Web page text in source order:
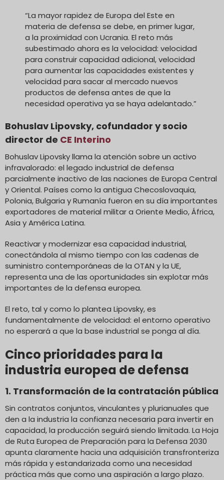
“La mayor rapidez de Europa del Este en
materia de defensa se debe, en primer lugar,
a la proximidad con Ucrania. El reto más
subestimado ahora es la velocidad: velocidad
para construir capacidad adicional, velocidad
para aumentar las capacidades existentes y
velocidad para sacar al mercado nuevos
productos de defensa antes de que la
necesidad operativa ya se haya adelantado.”
Bohuslav Lipovsky, cofundador y socio
director de CE Interino
Bohuslav Lipovsky llama la atención sobre un activo
infravalorado: el legado industrial de defensa
parcialmente inactivo de las naciones de Europa Central
y Oriental. Países como la antigua Checoslovaquia,
Polonia, Bulgaria y Rumanía fueron en su día importantes
exportadores de material militar a Oriente Medio, África,
Asia y América Latina.
Reactivar y modernizar esa capacidad industrial,
conectándola al mismo tiempo con las cadenas de
suministro contemporáneas de la OTAN y la UE,
representa una de las oportunidades sin explotar más
importantes de la defensa europea.
El reto, tal y como lo plantea Lipovsky, es
fundamentalmente de velocidad: el entorno operativo
no esperará a que la base industrial se ponga al día.
Cinco prioridades para la
industria europea de defensa
1. Transformación de la contratación pública
Sin contratos conjuntos, vinculantes y plurianuales que
den a la industria la confianza necesaria para invertir en
capacidad, la producción seguirá siendo limitada. La Hoja
de Ruta Europea de Preparación para la Defensa 2030
apunta claramente hacia una adquisición transfronteriza
más rápida y estandarizada como una necesidad
práctica más que como una aspiración a largo plazo.